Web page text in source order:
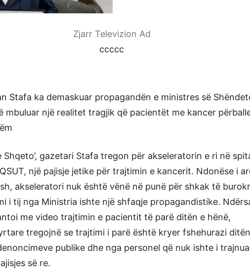
Zjarr Televizion Ad
ccccc
Stafa ka demaskuar propagandën e ministres së
mbuluar një realitet tragjik që pacientët me kancer
Shqeto’, gazetari Stafa tregon për akseleratorin e ri në
një pajisje jetike për trajtimin e kancerit. Ndonëse i
akseleratori nuk është vënë në punë për shkak të
i tij nga Ministria ishte një shfaqje propagandistike.
me video trajtimin e pacientit të parë ditën e hënë,
tregojnë se trajtimi i parë është kryer fshehurazi
publike dhe nga personel që nuk ishte i
së re.